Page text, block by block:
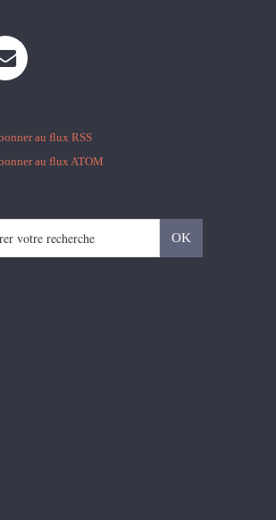
au flux RSS
au flux ATOM